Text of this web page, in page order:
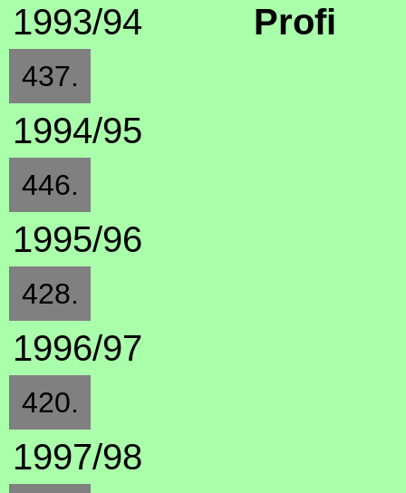
1993/94 Profi
437.
1994/95
446.
1995/96
428.
1996/97
420.
1997/98